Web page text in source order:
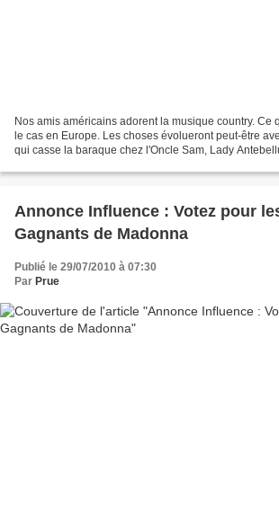
Nos amis américains adorent la musique country. Ce
le cas en Europe. Les choses évolueront peut-être
qui casse la baraque chez l'Oncle Sam, Lady
Annonce Influence : Votez pour
Gagnants de Madonna
Publié le 29/07/2010 à 07:30
Par Prue